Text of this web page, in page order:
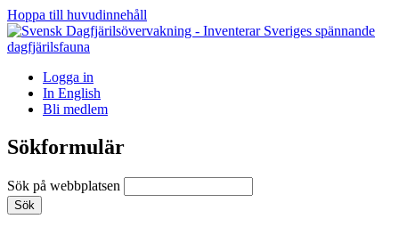
Hoppa till huvudinnehåll
Logga in
In English
Bli medlem
Sökformulär
Sök på webbplatsen